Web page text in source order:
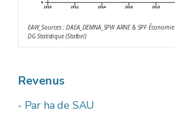
EAW_Sources : DAEA_DEMNA_SPW ARNE & SPF Économie
DG Statistique (Statbel)
Revenus
- Par ha de SAU